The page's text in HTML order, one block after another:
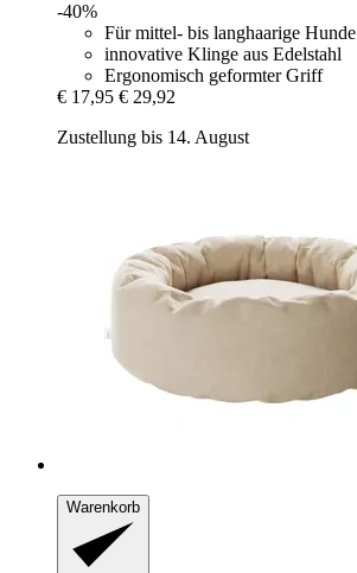
-40%
Für mittel- bis langhaarige Hunde
innovative Klinge aus Edelstahl
Ergonomisch geformter Griff
€ 17,95 € 29,92
Zustellung bis 14. August
Warenkorb